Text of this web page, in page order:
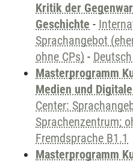
Kritik der
Geschichte -
Sprachangebot
ohne CPs) -
Masterprogramm
Medien und
Center:
Sprachenzentrum;
Fremdsprache B1.1
Masterprogramm